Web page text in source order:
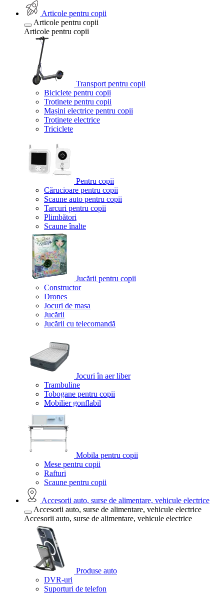
Articole pentru copii
Articole pentru copii
Articole pentru copii
Transport pentru copii
Biciclete pentru copii
Trotinete pentru copii
Mașini electrice pentru copii
Trotinete electrice
Triciclete
Pentru copii
Cărucioare pentru copii
Scaune auto pentru copii
Tarcuri pentru copii
Plimbători
Scaune înalte
Jucării pentru copii
Constructor
Drones
Jocuri de masa
Jucării
Jucării cu telecomandă
Jocuri în aer liber
Trambuline
Tobogane pentru copii
Mobilier gonflabil
Mobila pentru copii
Mese pentru copii
Rafturi
Scaune pentru copii
Accesorii auto, surse de alimentare, vehicule electrice
Accesorii auto, surse de alimentare, vehicule electrice
Accesorii auto, surse de alimentare, vehicule electrice
Produse auto
DVR-uri
Suporturi de telefon